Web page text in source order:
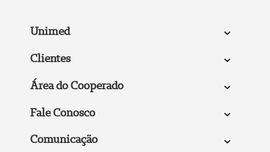
Unimed
Clientes
Área do Cooperado
Fale Conosco
Comunicação